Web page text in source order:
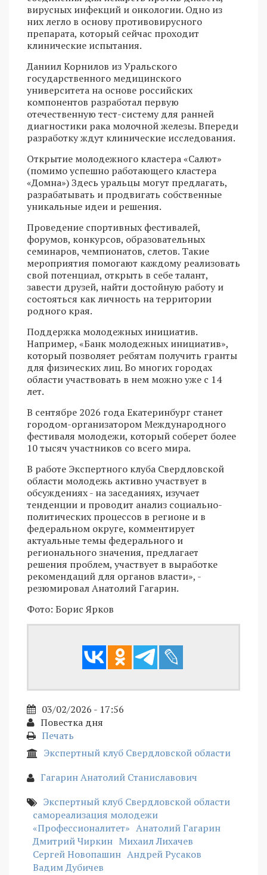
вирусных инфекций и онкологии. Одно из
них легло в основу противовирусного
препарата, который сейчас проходит
клинические испытания.
Даниил Корнилов из Уральского
государственного медицинского
университета на основе российских
компонентов разработал первую
отечественную тест-систему для ранней
диагностики рака молочной железы. Впереди
разработку ждут клинические исследования.
Открытие молодежного кластера «Салют»
(помимо успешно работающего кластера
«Домна») Здесь уральцы могут предлагать,
разрабатывать и продвигать собственные
уникальные идеи и решения.
Проведение спортивных фестивалей,
форумов, конкурсов, образовательных
семинаров, чемпионатов, слетов. Такие
мероприятия помогают каждому реализовать
свой потенциал, открыть в себе талант,
завести друзей, найти достойную работу и
состояться как личность на территории
родного края.
Поддержка молодежных инициатив.
Например, «Банк молодежных инициатив»,
который позволяет ребятам получить гранты
для физических лиц. Во многих городах
области участвовать в нем можно уже с 14
лет.
В сентябре 2026 года Екатеринбург станет
городом-организатором Международного
фестиваля молодежи, который соберет более
10 тысяч участников со всего мира.
В работе Экспертного клуба Свердловской
области молодежь активно участвует в
обсуждениях - на заседаниях, изучает
тенденции и проводит анализ социально-
политических процессов в регионе и в
федеральном округе, комментирует
актуальные темы федерального и
регионального значения, предлагает
решения проблем, участвует в выработке
рекомендаций для органов власти», -
резюмировал Анатолий Гагарин.
Фото: Борис Ярков
03/02/2026 - 17:56
Повестка дня
Печать
Экспертный клуб Свердловской области
Гагарин Анатолий Станиславович
Экспертный клуб Свердловской области
самореализация молодежи
«Профессионалитет» Анатолий Гагарин
Дмитрий Чиркин Михаил Лихачев
Сергей Новопашин Андрей Русаков
Вадим Дубичев